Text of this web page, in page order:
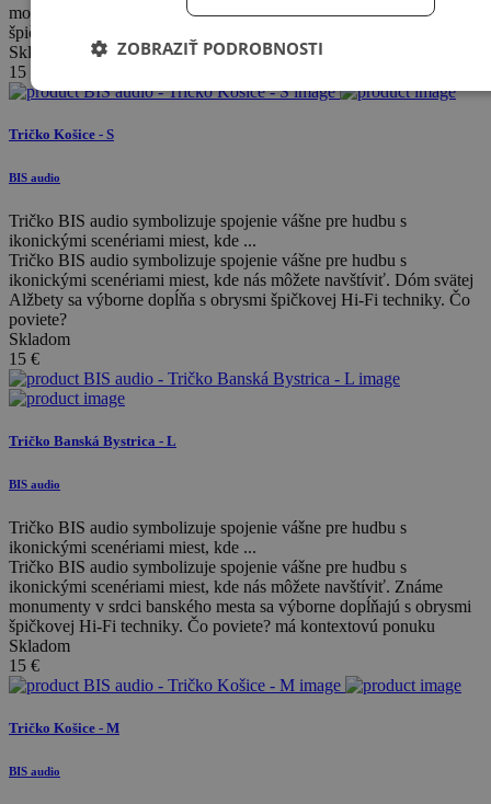
monumenty v srdci banského mesta sa výborne dopĺňajú s obrysmi
špičkovej Hi-Fi techniky. Čo poviete? má kontextovú ponuku
Skladom
15
Tričko Košice - S
BIS audio
Tričko BIS audio symbolizuje spojenie vášne pre hudbu s
ikonickými scenériami miest, kde ...
Tričko BIS audio symbolizuje spojenie vášne pre hudbu s
ikonickými scenériami miest, kde nás môžete navštíviť. Dóm svätej
Alžbety sa výborne dopĺňa s obrysmi špičkovej Hi-Fi techniky. Čo
poviete?
Skladom
15 €
Tričko Banská Bystrica - L
BIS audio
Tričko BIS audio symbolizuje spojenie vášne pre hudbu s
ikonickými scenériami miest, kde ...
Tričko BIS audio symbolizuje spojenie vášne pre hudbu s
ikonickými scenériami miest, kde nás môžete navštíviť. Známe
monumenty v srdci banského mesta sa výborne dopĺňajú s obrysmi
špičkovej Hi-Fi techniky. Čo poviete? má kontextovú ponuku
Skladom
15 €
Tričko Košice - M
BIS audio
ZOBRAZIŤ PODROBNOSTI